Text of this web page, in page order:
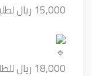
15,000 ريال لطلبة الجامعة
18,000 ريال للطلبة من خارج الجامعة.